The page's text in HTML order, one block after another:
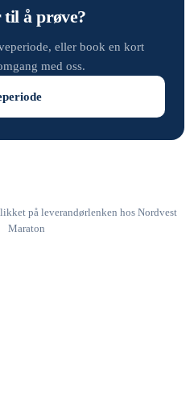
å prøve?
eller book en kort
med oss.
på leverandørlenken hos Nordvest
Maraton